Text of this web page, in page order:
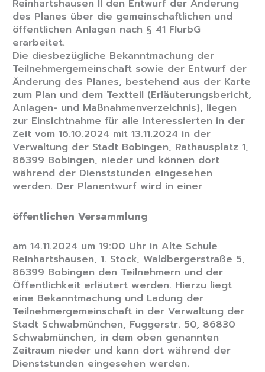
Reinhartshausen II den Entwurf der Änderung
des Planes über die gemeinschaftlichen und
öffentlichen Anlagen nach § 41 FlurbG
erarbeitet.
Die diesbezügliche Bekanntmachung der
Teilnehmergemeinschaft sowie der Entwurf der
Änderung des Planes, bestehend aus der Karte
zum Plan und dem Textteil (Erläuterungsbericht,
Anlagen- und Maßnahmenverzeichnis), liegen
zur Einsichtnahme für alle Interessierten in der
Zeit vom 16.10.2024 mit 13.11.2024 in der
Verwaltung der Stadt Bobingen, Rathausplatz 1,
86399 Bobingen, nieder und können dort
während der Dienststunden eingesehen
werden. Der Planentwurf wird in einer
öffentlichen Versammlung
am 14.11.2024 um 19:00 Uhr in Alte Schule
Reinhartshausen, 1. Stock, Waldbergerstraße 5,
86399 Bobingen den Teilnehmern und der
Öffentlichkeit erläutert werden. Hierzu liegt
eine Bekanntmachung und Ladung der
Teilnehmergemeinschaft in der Verwaltung der
Stadt Schwabmünchen, Fuggerstr. 50, 86830
Schwabmünchen, in dem oben genannten
Zeitraum nieder und kann dort während der
Dienststunden eingesehen werden.